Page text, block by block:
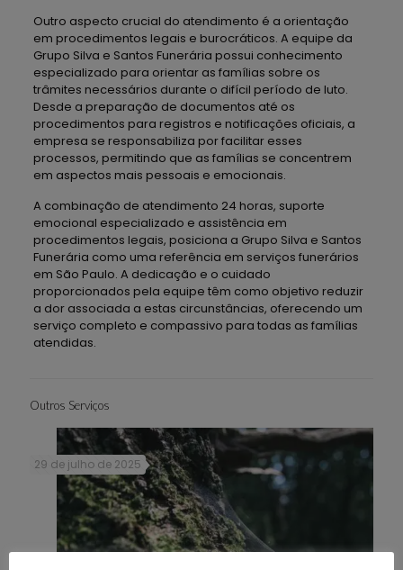
Outro aspecto crucial do atendimento é a orientação
em procedimentos legais e burocráticos. A equipe da
Grupo Silva e Santos Funerária possui conhecimento
especializado para orientar as famílias sobre os
trâmites necessários durante o difícil período de luto.
Desde a preparação de documentos até os
procedimentos para registros e notificações oficiais, a
empresa se responsabiliza por facilitar esses
processos, permitindo que as famílias se concentrem
em aspectos mais pessoais e emocionais.
A combinação de atendimento 24 horas, suporte
emocional especializado e assistência em
procedimentos legais, posiciona a Grupo Silva e Santos
Funerária como uma referência em serviços funerários
em São Paulo. A dedicação e o cuidado
proporcionados pela equipe têm como objetivo reduzir
a dor associada a estas circunstâncias, oferecendo um
serviço completo e compassivo para todas as famílias
atendidas.
Outros Serviços
29 de julho de 2025